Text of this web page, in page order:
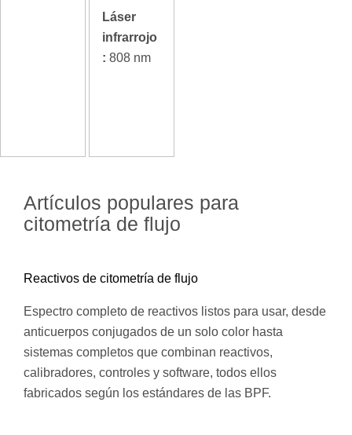
Láser
infrarrojo
: 808 nm
Artículos populares para
citometría de flujo
Reactivos de citometría de flujo
Espectro completo de reactivos listos para usar, desde
anticuerpos conjugados de un solo color hasta
sistemas completos que combinan reactivos,
calibradores, controles y software, todos ellos
fabricados según los estándares de las BPF.